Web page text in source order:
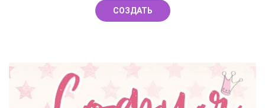
СОЗДАТЬ